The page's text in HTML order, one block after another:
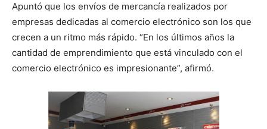
Apuntó que los envíos de mercancía realizados por
empresas dedicadas al comercio electrónico son los que
crecen a un ritmo más rápido. “En los últimos años la
cantidad de emprendimiento que está vinculado con el
comercio electrónico es impresionante”, afirmó.